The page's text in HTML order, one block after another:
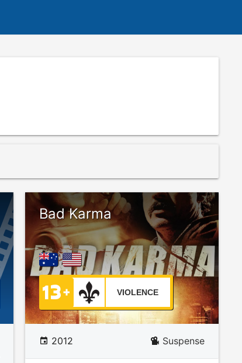
Bad Karma
VIOLENCE
2012 Suspense